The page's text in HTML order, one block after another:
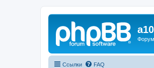
Ссылки FAQ